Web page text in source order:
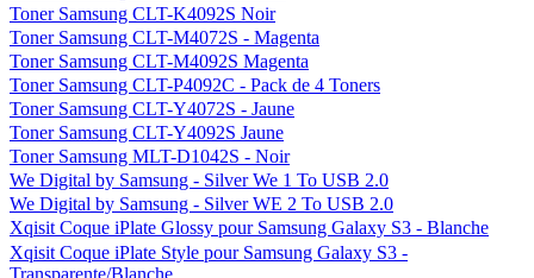
Toner Samsung CLT-K4092S Noir
Toner Samsung CLT-M4072S - Magenta
Toner Samsung CLT-M4092S Magenta
Toner Samsung CLT-P4092C - Pack de 4 Toners
Toner Samsung CLT-Y4072S - Jaune
Toner Samsung CLT-Y4092S Jaune
Toner Samsung MLT-D1042S - Noir
We Digital by Samsung - Silver We 1 To USB 2.0
We Digital by Samsung - Silver WE 2 To USB 2.0
Xqisit Coque iPlate Glossy pour Samsung Galaxy S3 - Blanche
Xqisit Coque iPlate Style pour Samsung Galaxy S3 -
Transparente/Blanche